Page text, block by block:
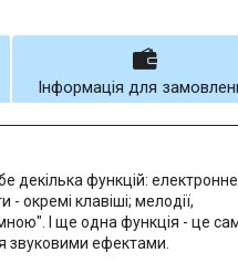
Інформація для
декілька функцій: електронне
окремі клавіші; мелодії,
І ще одна функція - це
звуковими ефектами.